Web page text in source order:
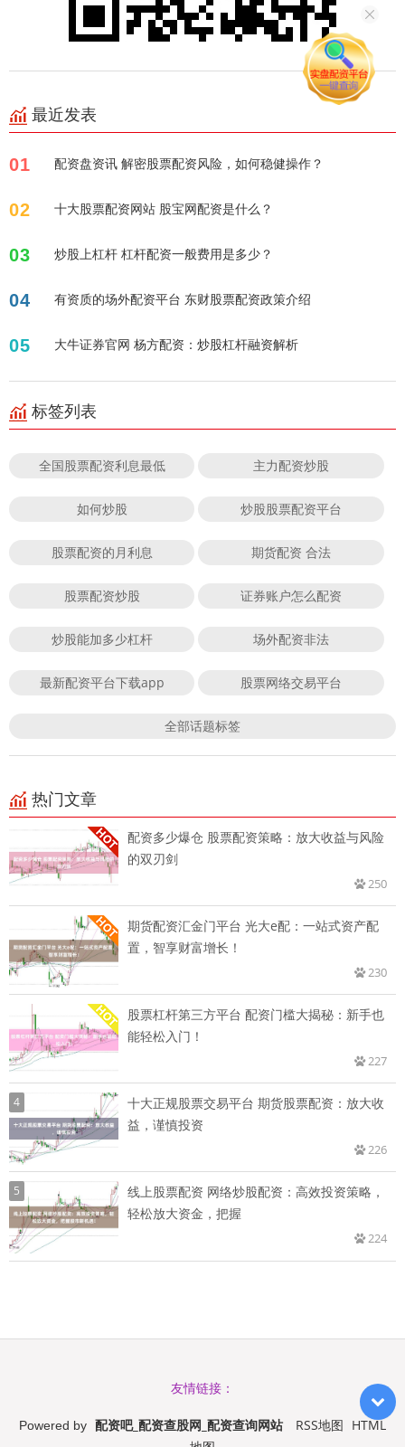
最近发表
01 配资盘资讯 解密股票配资风险，如何稳健操作？
02 十大股票配资网站 股宝网配资是什么？
03 炒股上杠杆 杠杆配资一般费用是多少？
04 有资质的场外配资平台 东财股票配资政策介绍
05 大牛证券官网 杨方配资：炒股杠杆融资解析
标签列表
全国股票配资利息最低 主力配资炒股
如何炒股 炒股股票配资平台
股票配资的月利息 期货配资 合法
股票配资炒股 证券账户怎么配资
炒股能加多少杠杆 场外配资非法
最新配资平台下载app 股票网络交易平台
全部话题标签
热门文章
配资多少爆仓 股票配资策略：放大收益与风险
的双刃剑
250
期货配资汇金门平台 光大e配：一站式资产配
置，智享财富增长！
230
股票杠杆第三方平台 配资门槛大揭秘：新手也
能轻松入门！
227
4
十大正规股票交易平台 期货股票配资：放大收
益，谨慎投资
226
5
线上股票配资 网络炒股配资：高效投资策略，
轻松放大资金，把握
224
友情链接：
Powered by 配资吧_配资查股网_配资查询网站 RSS地图 HTML